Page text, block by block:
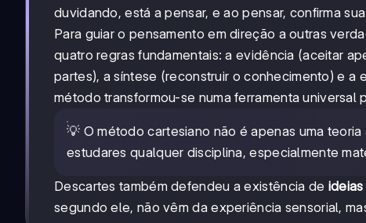
duvidando, está a pensar, e ao pensar, confirma
Para guiar o pensamento em direção a outras
quatro regras fundamentais: a evidência (aceitar
partes), a síntese (reconstruir o conhecimento) e a
método transformou-se numa ferramenta universal
💡 O método cartesiano não é apenas uma
estudares qualquer disciplina, especialmente
Descartes também defendeu a existência de ideias
segundo ele, não vêm da experiência sensorial,